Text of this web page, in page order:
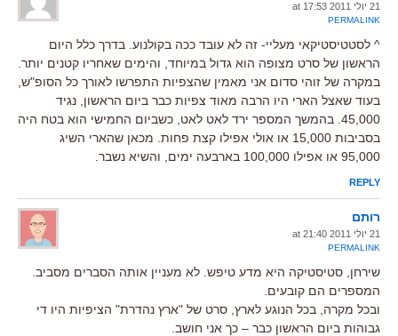
21 יולי 2011 at 17:53
PERMALINK
^ לסטטיסטיקאי מעליי- זה לא עובד ככה בקולנוע. בדרך כלל היום
הראשון של סרט מצופה הוא גדול במיוחד, והימים שאחריו קטנים יותר.
במקרה של זוהי סדום אני מאמין שהצפיות התפרשו לאורך כל הסופ"ש,
בעוד שאצל הארי היו הרבה מאוד צפיות כבר ביום הראשון, נגיד
45,000. בהמשך המספר ירד לאט לאט, כשביום החמישי הוא בטח היה
בסביבות 15,000 או אולי אפילו קצת פחות. מכאן שהארי השיג
95,000 או אפילו 100,000 בארבעה ימים, והשיא נשבר.
REPLY
רותם
21 יולי 2011 at 21:40
PERMALINK
שירחן, סטיסטיקה היא מדע טיפש. לא מעניין אותה הסברים מסביב.
המספרים הם קובעים.
ובכל מקרה, בכל הנוגע לארץ, סרט של "ארץ נהדרת" הציפיות היו די
גבוהות ביום הראשון כבר – כך אני חושב.